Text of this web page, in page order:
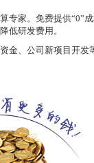
专家。免费提供“0”
低研发费用。
金、公司新项目开发